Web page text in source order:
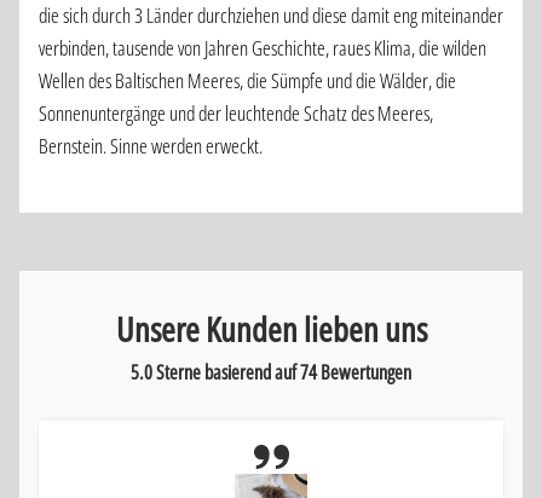
die sich durch 3 Länder durchziehen und diese damit eng miteinander
verbinden, tausende von Jahren Geschichte, raues Klima, die wilden
Wellen des Baltischen Meeres, die Sümpfe und die Wälder, die
Sonnenuntergänge und der leuchtende Schatz des Meeres,
Bernstein. Sinne werden erweckt.
Unsere Kunden lieben uns
5.0 Sterne basierend auf74Bewertungen